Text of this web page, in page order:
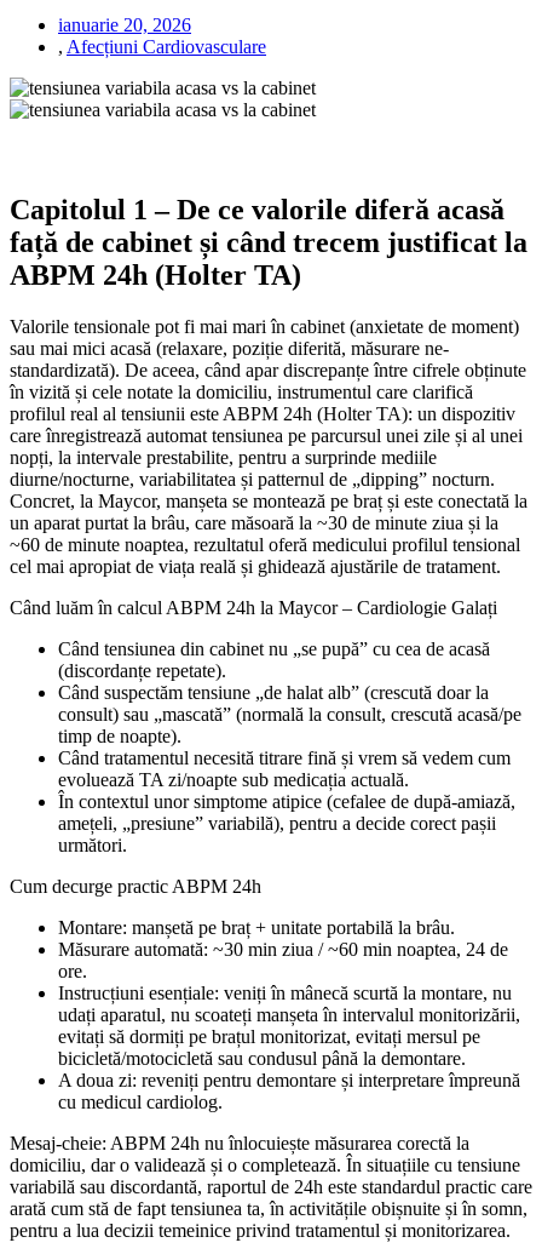
ianuarie 20, 2026
, Afecțiuni Cardiovasculare
Capitolul 1 – De ce valorile diferă acasă
față de cabinet și când trecem justificat la
ABPM 24h (Holter TA)
Valorile tensionale pot fi mai mari în cabinet (anxietate de moment)
sau mai mici acasă (relaxare, poziție diferită, măsurare ne-
standardizată). De aceea, când apar discrepanțe între cifrele obținute
în vizită și cele notate la domiciliu, instrumentul care clarifică
profilul real al tensiunii este ABPM 24h (Holter TA): un dispozitiv
care înregistrează automat tensiunea pe parcursul unei zile și al unei
nopți, la intervale prestabilite, pentru a surprinde mediile
diurne/nocturne, variabilitatea și patternul de „dipping” nocturn.
Concret, la Maycor, manșeta se montează pe braț și este conectată la
un aparat purtat la brâu, care măsoară la ~30 de minute ziua și la
~60 de minute noaptea, rezultatul oferă medicului profilul tensional
cel mai apropiat de viața reală și ghidează ajustările de tratament.
Când luăm în calcul ABPM 24h la Maycor – Cardiologie Galați
Când tensiunea din cabinet nu „se pupă” cu cea de acasă
(discordanțe repetate).
Când suspectăm tensiune „de halat alb” (crescută doar la
consult) sau „mascată” (normală la consult, crescută acasă/pe
timp de noapte).
Când tratamentul necesită titrare fină și vrem să vedem cum
evoluează TA zi/noapte sub medicația actuală.
În contextul unor simptome atipice (cefalee de după-amiază,
amețeli, „presiune” variabilă), pentru a decide corect pașii
următori.
Cum decurge practic ABPM 24h
Montare: manșetă pe braț + unitate portabilă la brâu.
Măsurare automată: ~30 min ziua / ~60 min noaptea, 24 de
ore.
Instrucțiuni esențiale: veniți în mânecă scurtă la montare, nu
udați aparatul, nu scoateți manșeta în intervalul monitorizării,
evitați să dormiți pe brațul monitorizat, evitați mersul pe
bicicletă/motocicletă sau condusul până la demontare.
A doua zi: reveniți pentru demontare și interpretare împreună
cu medicul cardiolog.
Mesaj-cheie: ABPM 24h nu înlocuiește măsurarea corectă la
domiciliu, dar o validează și o completează. În situațiile cu tensiune
variabilă sau discordantă, raportul de 24h este standardul practic care
arată cum stă de fapt tensiunea ta, în activitățile obișnuite și în somn,
pentru a lua decizii temeinice privind tratamentul și monitorizarea.